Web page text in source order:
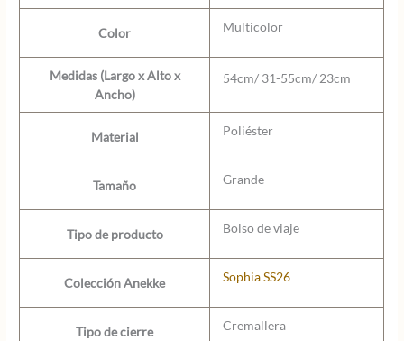
Color Multicolor
Medidas (Largo x Alto x
Ancho)
54cm/ 31-55cm/ 23cm
Material Poliéster
Tamaño Grande
Tipo de producto Bolso de viaje
Colección Anekke Sophia SS26
Tipo de cierre Cremallera